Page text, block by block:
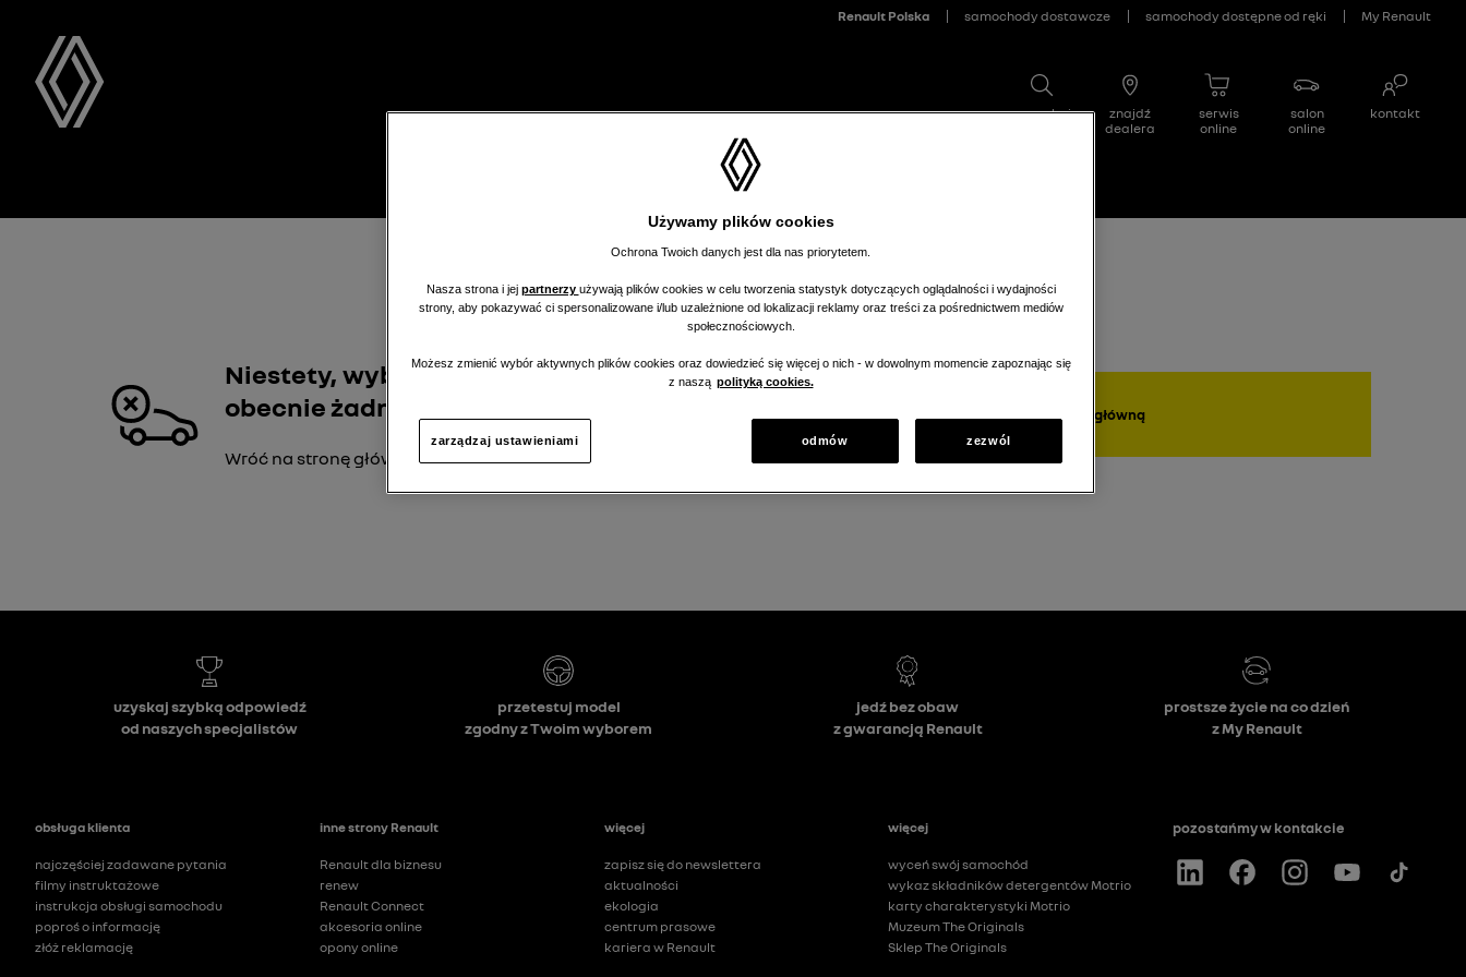
>
Moje Alerty
Niestety, wybrany dealer nie ma
obecnie żadnych ofert w tej kategorii.
Wróć na stronę główną
wróć na stronę główną
Używamy plików cookies
Ochrona Twoich danych jest dla nas priorytetem.
Nasza strona i jej partnerzy używają plików cookies w celu tworzenia statystyk dotyczących oglądalności i wydajności
strony, aby pokazywać ci spersonalizowane i/lub uzależnione od lokalizacji reklamy oraz treści za pośrednictwem mediów
społecznościowych.
Możesz zmienić wybór aktywnych plików cookies oraz dowiedzieć się więcej o nich - w dowolnym momencie zapoznając się
z naszą polityką cookies.
zarządzaj ustawieniami odmów zezwól